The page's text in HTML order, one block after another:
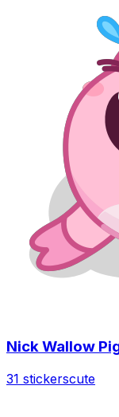
Nick Wallow
31 stickerscute